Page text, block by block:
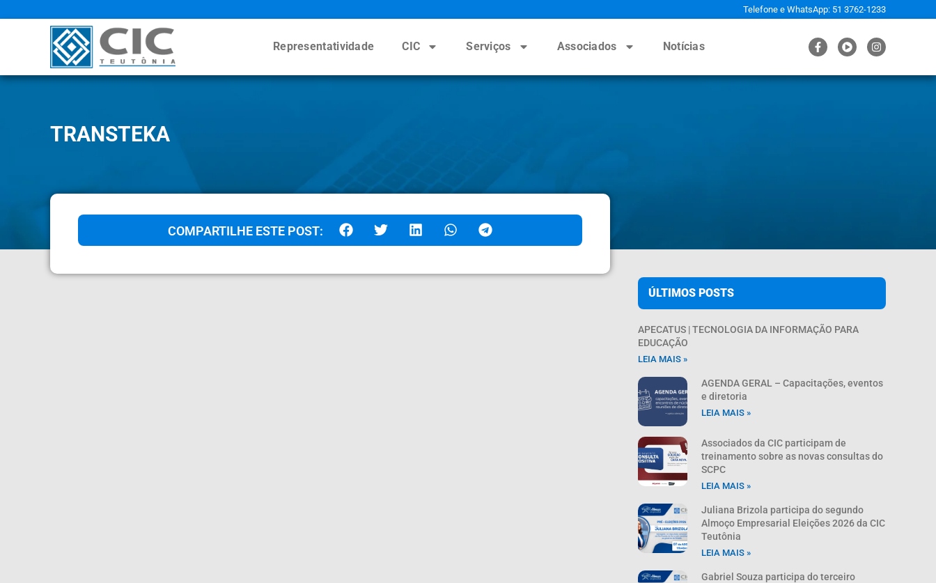
Telefone e WhatsApp: 51 3762-1233
Representatividade CIC Serviços Associados Notícias
TRANSTEKA
COMPARTILHE ESTE POST:
ÚLTIMOS POSTS
APECATUS | TECNOLOGIA DA INFORMAÇÃO PARA
EDUCAÇÃO
LEIA MAIS »
AGENDA GERAL – Capacitações, eventos
e diretoria
LEIA MAIS »
Associados da CIC participam de
treinamento sobre as novas consultas do
SCPC
LEIA MAIS »
Juliana Brizola participa do segundo
Almoço Empresarial Eleições 2026 da CIC
Teutônia
LEIA MAIS »
Gabriel Souza participa do terceiro